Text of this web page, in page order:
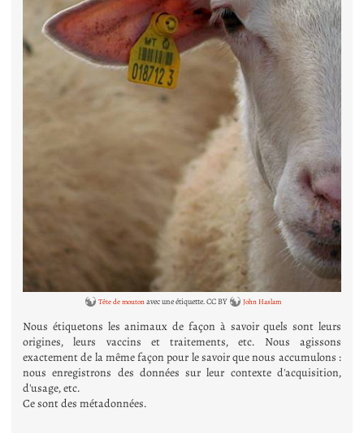
Tête de moutonavec une étiquette. CC BY John Haslam
Nous étiquetons les animaux de façon à savoir quels sont leurs
origines, leurs vaccins et traitements, etc. Nous agissons
exactement de la même façon pour le savoir que nous accumulons :
nous enregistrons des données sur leur contexte d'acquisition,
d'usage, etc.
Ce sont des métadonnées.